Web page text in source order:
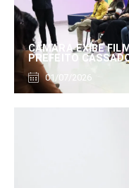
CÂMARA EXIBE
PREFEITO
01/07/2026